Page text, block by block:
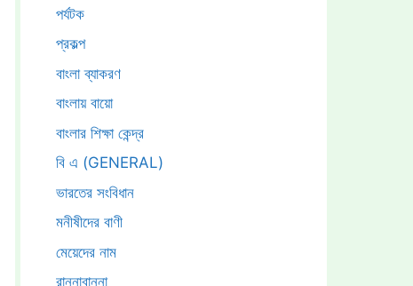
পর্যটক
প্রকল্প
বাংলা ব্যাকরণ
বাংলায় বায়ো
বাংলার শিক্ষা কেন্দ্র
বি এ (GENERAL)
ভারতের সংবিধান
মনীষীদের বাণী
মেয়েদের নাম
রান্নাবান্না